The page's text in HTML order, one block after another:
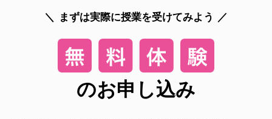
まずは実際に授業を受けてみよう
のお申し込み